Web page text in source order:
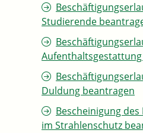
Studierende
Duldung beantragen
Bescheinigung
im Strahlenschutz